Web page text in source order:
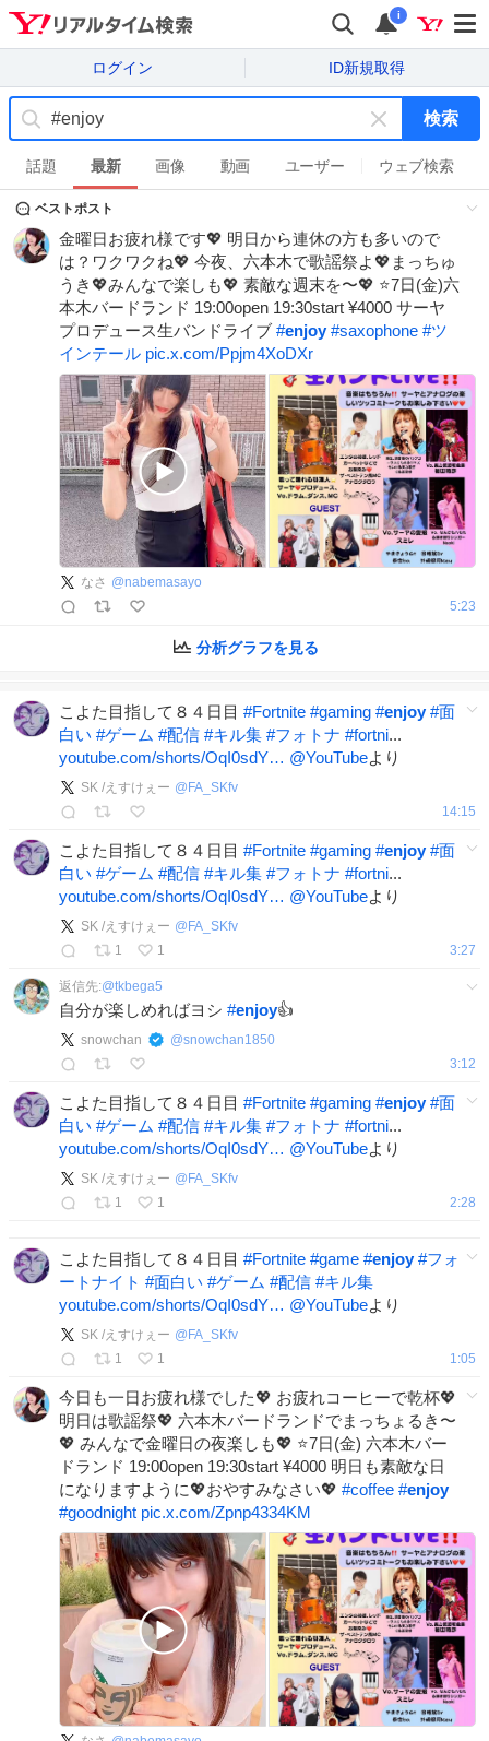
i
ログイン ID新規取得
キ
ー
ワ
ド
を
消
す
検索
話題 最新 画像 動画 ユーザー ウェブ検索
ベストポスト
金曜日お疲れ様です💖 明日から連休の方も多いので
は？ワクワクね💖 今夜、六本木で歌謡祭よ💖まっちゅ
うき💖みんなで楽しも💖 素敵な週末を〜💖 ⭐️7日(金)六
本木バードランド 19:00open 19:30start ¥4000 サーヤ
プロデュース生バンドライブ #enjoy #saxophone #ツ
インテール pic.x.com/Ppjm4XoDXr
なさ @nabemasayo
5:23
分析グラフを見る
こよた目指して８４日目 #Fortnite #gaming #enjoy #面
白い #ゲーム #配信 #キル集 #フォトナ #fortni...
youtube.com/shorts/OqI0sdY… @YouTubeより
SK /えすけぇー @ FA_SKfv
14:15
こよた目指して８４日目 #Fortnite #gaming #enjoy #面
白い #ゲーム #配信 #キル集 #フォトナ #fortni...
youtube.com/shorts/OqI0sdY… @YouTubeより
SK /えすけぇー @ FA_SKfv
1
1 3:27
返信先:@tkbega5
自分が楽しめればヨシ #enjoy👍
snowchan @snowchan1850
3:12
こよた目指して８４日目 #Fortnite #gaming #enjoy #面
白い #ゲーム #配信 #キル集 #フォトナ #fortni...
youtube.com/shorts/OqI0sdY… @YouTubeより
SK /えすけぇー @ FA_SKfv
1
1 2:28
こよた目指して８４日目 #Fortnite #game #enjoy #フォ
ートナイト #面白い #ゲーム #配信 #キル集
youtube.com/shorts/OqI0sdY… @YouTubeより
SK /えすけぇー @ FA_SKfv
1
1 1:05
今日も一日お疲れ様でした💖 お疲れコーヒーで乾杯💖
明日は歌謡祭💖 六本木バードランドでまっちょるき〜
💖 みんなで金曜日の夜楽しも💖 ⭐️7日(金) 六本木バー
ドランド 19:00open 19:30start ¥4000 明日も素敵な日
になりますように💖おやすみなさい💖 #coffee #enjoy
#goodnight pic.x.com/Zpnp4334KM